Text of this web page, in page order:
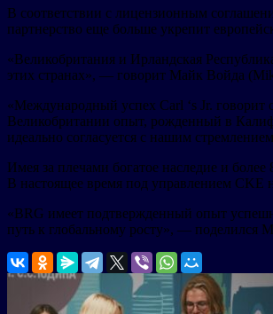
В соответствии с лицензионным
партнерство еще больше укрепит
«Великобритания и Ирландская
этих странах», — говорит Майк Войда
«Международный успех Carl ‘s Jr. говорит
Великобритании опыт, рожденный в
идеально согласуется с нашим
Имея за плечами богатое наследие и
В настоящее время под управлением CKE
«BRG имеет подтвержденный опыт
путь к глобальному росту», — поделился